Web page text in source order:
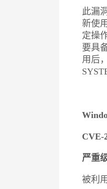
此漏
新使
定操
要具
用后
CVE-
严重
被利